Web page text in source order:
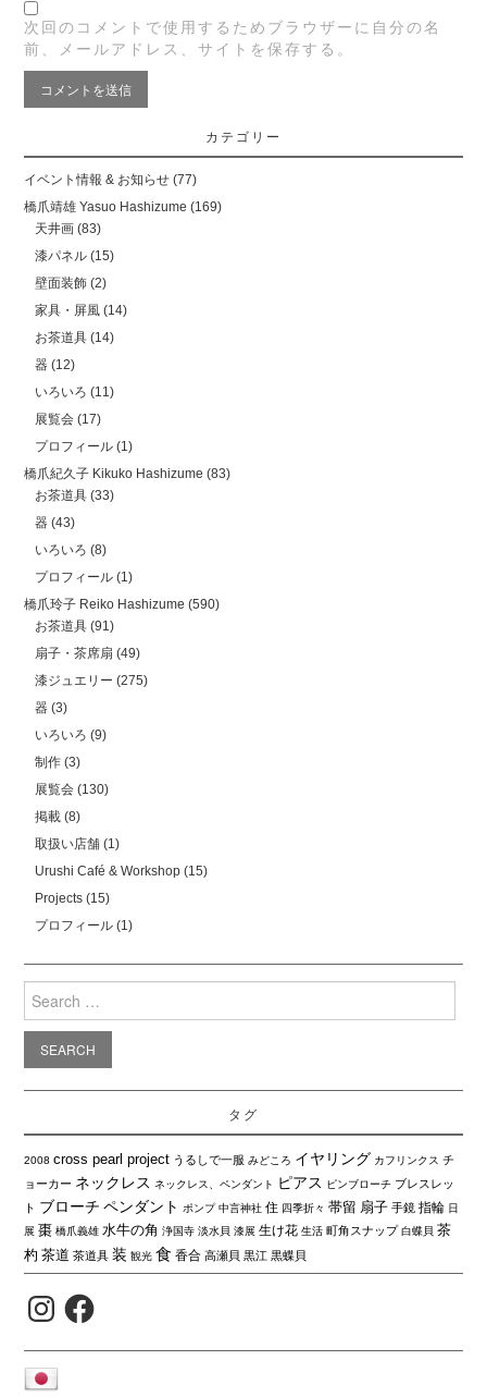
次回のコメントで使用するためブラウザーに自分の名
前、メールアドレス、サイトを保存する。
カテゴリー
イベント情報 & お知らせ (77)
橋爪靖雄 Yasuo Hashizume (169)
天井画 (83)
漆パネル (15)
壁面装飾 (2)
家具・屏風 (14)
お茶道具 (14)
器 (12)
いろいろ (11)
展覧会 (17)
プロフィール (1)
橋爪紀久子 Kikuko Hashizume (83)
お茶道具 (33)
器 (43)
いろいろ (8)
プロフィール (1)
橋爪玲子 Reiko Hashizume (590)
お茶道具 (91)
扇子・茶席扇 (49)
漆ジュエリー (275)
器 (3)
いろいろ (9)
制作 (3)
展覧会 (130)
掲載 (8)
取扱い店舗 (1)
Urushi Café & Workshop (15)
Projects (15)
プロフィール (1)
for:
タグ
2008 cross pearl project うるしで一服 みどころ イヤリング カフリンクス チ
ョーカー ネックレス ネックレス、ペンダント ピアス ピンブローチ ブレスレッ
ト ブローチ ペンダント ポンプ 中言神社 住 四季折々 帯留 扇子 手鏡 指輪 日
展 棗 橋爪義雄 水牛の角 浄国寺 淡水貝 漆展 生け花 生活 町角スナップ 白蝶貝 茶
杓 茶道 茶道具 装 観光 食 香合 高瀬貝 黒江 黒蝶貝
InstagramFacebook